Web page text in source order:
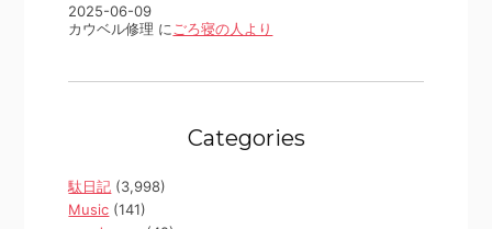
2025-06-09
カウベル修理 にごろ寝の人より
Categories
駄日記 (3,998)
Music (141)